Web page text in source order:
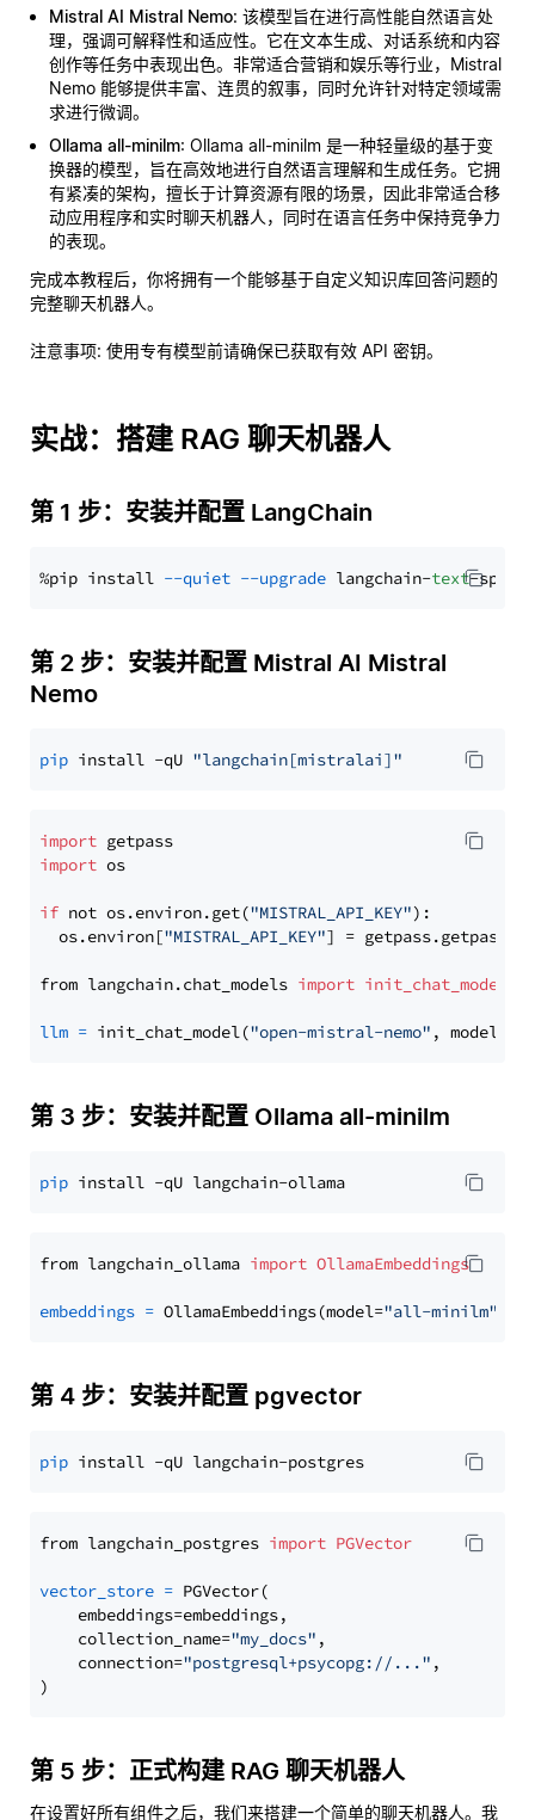
Mistral AI Mistral Nemo: 该模型旨在进行高性能自然语言处
理，强调可解释性和适应性。它在文本生成、对话系统和内容
创作等任务中表现出色。非常适合营销和娱乐等行业，Mistral
Nemo 能够提供丰富、连贯的叙事，同时允许针对特定领域需
求进行微调。
Ollama all-minilm: Ollama all-minilm 是一种轻量级的基于变
换器的模型，旨在高效地进行自然语言理解和生成任务。它拥
有紧凑的架构，擅长于计算资源有限的场景，因此非常适合移
动应用程序和实时聊天机器人，同时在语言任务中保持竞争力
的表现。
完成本教程后，你将拥有一个能够基于自定义知识库回答问题的
完整聊天机器人。
注意事项: 使用专有模型前请确保已获取有效 API 密钥。
实战：搭建 RAG 聊天机器人
第 1 步：安装并配置 LangChain
%pip install --quiet --upgrade langchain-text
第 2 步：安装并配置 Mistral AI Mistral
Nemo
pip install -qU "langchain[mistralai]"
import
import os
if not os.environ.get("MISTRAL_API_KEY"):
  os.environ[
"MISTRAL_API_KEY"] = getpass.getpass(
from langchain.chat_models import init_chat_model
llm = init_chat_model("open-mistral-nemo" ,
第 3 步：安装并配置 Ollama all-minilm
pip
from langchain_ollama import OllamaEmbeddings
embeddings = OllamaEmbeddings(model="all-minilm"
第 4 步：安装并配置 pgvector
pip
from langchain_postgres import PGVector
vector_store = PGVector(
    embeddings=embeddings,
    collection_name=
"my_docs" ,
    connection=
"postgresql+psycopg://..." ,
第 5 步：正式构建 RAG 聊天机器人
在设置好所有组件之后，我们来搭建一个简单的聊天机器人。我